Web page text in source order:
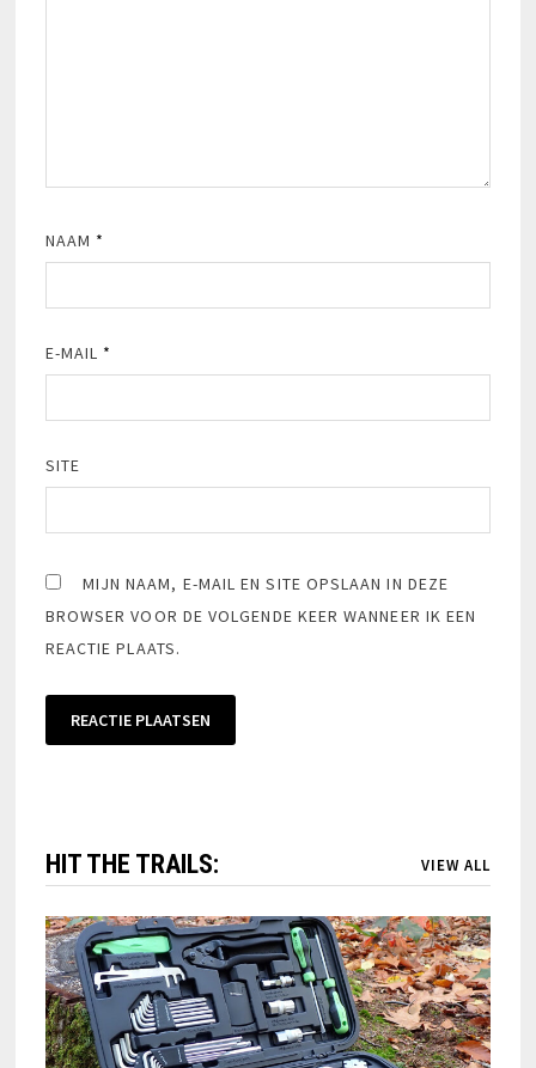
NAAM *
E-MAIL *
SITE
MIJN NAAM, E-MAIL EN SITE OPSLAAN IN DEZE
BROWSER VOOR DE VOLGENDE KEER WANNEER IK EEN
REACTIE PLAATS.
HIT THE TRAILS: VIEW ALL